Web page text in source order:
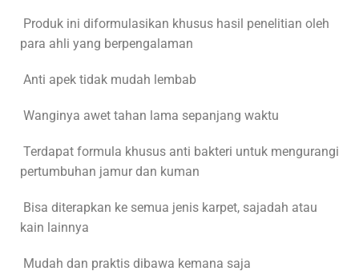
Produk ini diformulasikan khusus hasil penelitian oleh
para ahli yang berpengalaman
Anti apek tidak mudah lembab
Wanginya awet tahan lama sepanjang waktu
Terdapat formula khusus anti bakteri untuk mengurangi
pertumbuhan jamur dan kuman
Bisa diterapkan ke semua jenis karpet, sajadah atau
kain lainnya
Mudah dan praktis dibawa kemana saja